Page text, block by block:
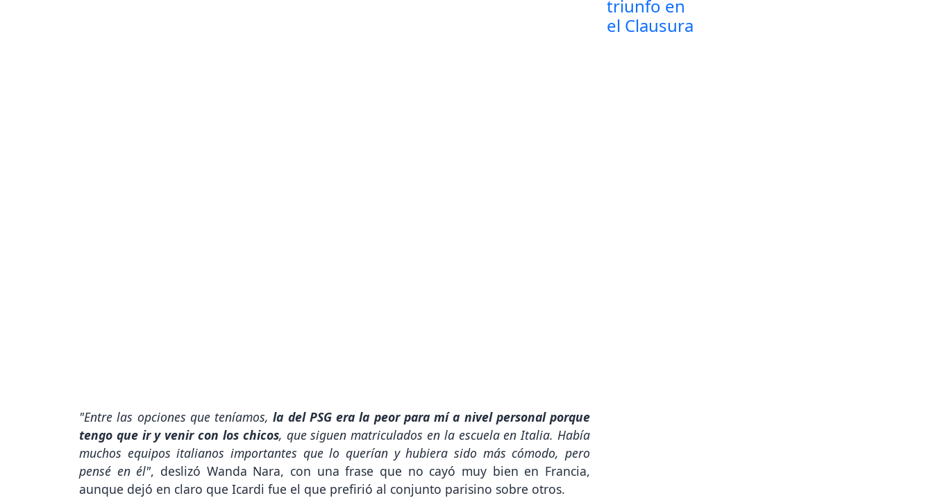
"Entre las opciones que teníamos,la del PSG era la peor para mí a nivel personal porque
tengo que ir y venir con los chicos, que siguen matriculados en la escuela en Italia. Había
muchos equipos italianos importantes que lo querían y hubiera sido más cómodo, pero
pensé en él", deslizó Wanda Nara, con una frase que no cayó muy bien en Francia,
aunque dejó en claro que Icardi fue el que prefirió al conjunto parisino sobre otros.